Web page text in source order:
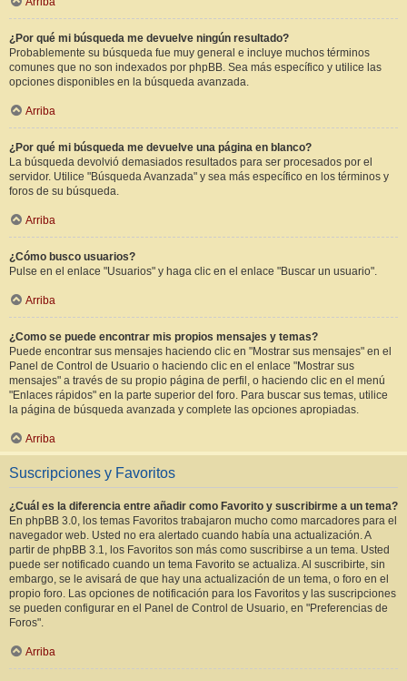
¿Por qué mi búsqueda me devuelve ningún resultado?
Probablemente su búsqueda fue muy general e incluye muchos términos
comunes que no son indexados por phpBB. Sea más específico y utilice las
opciones disponibles en la búsqueda avanzada.
Arriba
¿Por qué mi búsqueda me devuelve una página en blanco?
La búsqueda devolvió demasiados resultados para ser procesados por el
servidor. Utilice "Búsqueda Avanzada" y sea más específico en los términos y
foros de su búsqueda.
Arriba
¿Cómo busco usuarios?
Pulse en el enlace "Usuarios" y haga clic en el enlace "Buscar un usuario".
Arriba
¿Como se puede encontrar mis propios mensajes y temas?
Puede encontrar sus mensajes haciendo clic en "Mostrar sus mensajes" en el
Panel de Control de Usuario o haciendo clic en el enlace "Mostrar sus
mensajes" a través de su propio página de perfil, o haciendo clic en el menú
"Enlaces rápidos" en la parte superior del foro. Para buscar sus temas, utilice
la página de búsqueda avanzada y complete las opciones apropiadas.
Arriba
Suscripciones y Favoritos
¿Cuál es la diferencia entre añadir como Favorito y suscribirme a un tema?
En phpBB 3.0, los temas Favoritos trabajaron mucho como marcadores para el
navegador web. Usted no era alertado cuando había una actualización. A
partir de phpBB 3.1, los Favoritos son más como suscribirse a un tema. Usted
puede ser notificado cuando un tema Favorito se actualiza. Al suscribirte, sin
embargo, se le avisará de que hay una actualización de un tema, o foro en el
propio foro. Las opciones de notificación para los Favoritos y las suscripciones
se pueden configurar en el Panel de Control de Usuario, en "Preferencias de
Foros".
Arriba